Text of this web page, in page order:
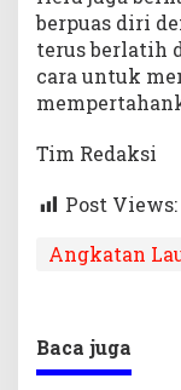
berpuas diri
terus berlatih
cara untuk
Tim Redaksi
Post Views:
Angkatan
Baca juga